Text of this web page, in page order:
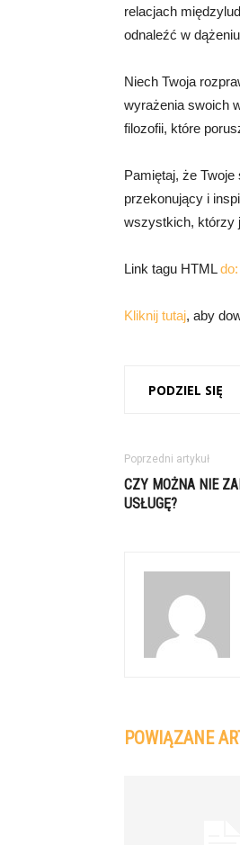
relacjach
odnaleźć w
Niech Twoja
wyrażenia swoich
filozofii, które
Pamiętaj, że
przekonujący i
wszystkich, którzy
Link tagu HTML
Kliknij tutaj, aby
PODZIEL SIĘ
Poprzedni artykuł
CZY MOŻNA NIE
USŁUGĘ?
POWIĄZANE